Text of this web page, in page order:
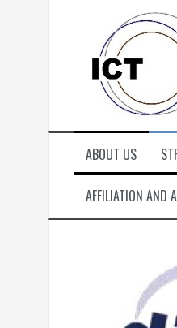
ABOUT US
AFFILIATION AND